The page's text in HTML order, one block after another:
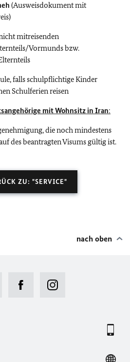
(Ausweisdokument mit
mitreisenden
Vormunds bzw.
falls schulpflichtige Kinder
Schulferien reisen
mit Wohnsitz in Iran:
die noch mindestens
des beantragten Visums gültig ist.
ZU: "SERVICE"
nach oben